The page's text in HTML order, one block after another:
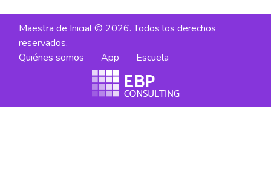
Maestra de Inicial © 2026. Todos los derechos
reservados.
Quiénes somos
App Escuela